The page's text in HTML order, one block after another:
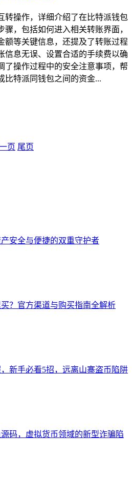
转操作，详细介绍了在比特派钱包
，包括如何进入相关转账界面，
额等关键信息，还提及了转账过程
信息无误、设置合适的手续费以确
了操作过程中的安全注意事项，帮
比特派同钱包之间的资金...
页 尾页
安全与便捷的双重守护者
？官方渠道与购买指南全解析
新手必看5招，远离山寨盗币陷阱
码，虚拟货币领域的新型诈骗陷